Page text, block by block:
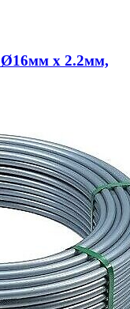
Ø16мм х 2.2мм,